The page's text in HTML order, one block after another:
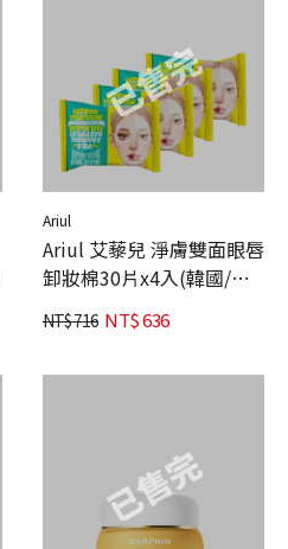
Ariul
Ariul 艾藜兒 淨膚雙面眼唇
卸妝棉30片x4入(韓國/卸
妝/低敏)
NT$716 NT$636